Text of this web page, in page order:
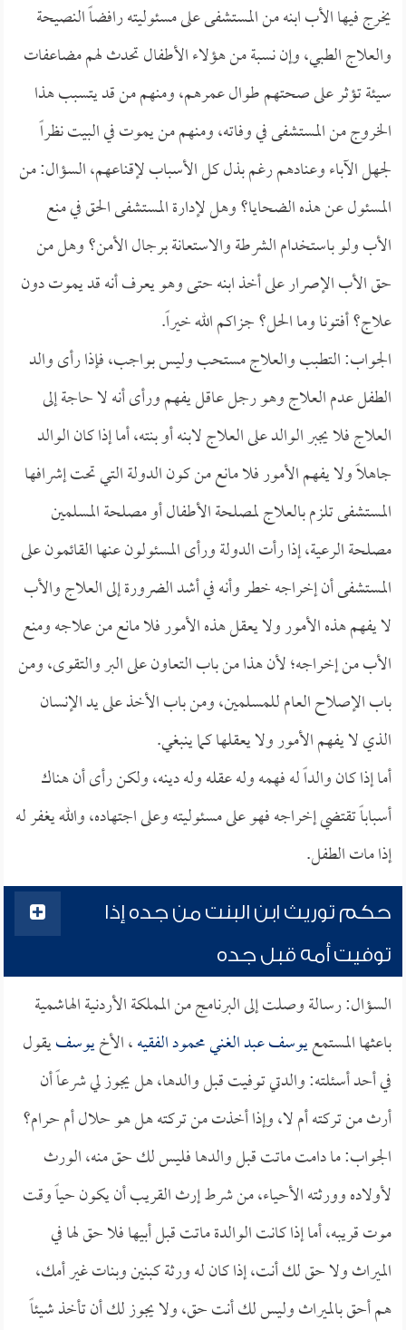
يخرج فيها الأب ابنه من المستشفى على مسئوليته رافضاً النصيحة
والعلاج الطبي، وإن نسبة من هؤلاء الأطفال تحدث لهم مضاعفات
سيئة تؤثر على صحتهم طوال عمرهم، ومنهم من قد يتسبب هذا
الخروج من المستشفى في وفاته، ومنهم من يموت في البيت نظراً
لجهل الآباء وعنادهم رغم بذل كل الأسباب لإقناعهم، السؤال: من
المسئول عن هذه الضحايا؟ وهل لإدارة المستشفى الحق في منع
الأب ولو باستخدام الشرطة والاستعانة برجال الأمن؟ وهل من
حق الأب الإصرار على أخذ ابنه حتى وهو يعرف أنه قد يموت دون
علاج؟ أفتونا وما الحل؟ جزاكم الله خيراً.
الجواب: التطبب والعلاج مستحب وليس بواجب، فإذا رأى والد
الطفل عدم العلاج وهو رجل عاقل يفهم ورأى أنه لا حاجة إلى
العلاج فلا يجبر الوالد على العلاج لابنه أو بنته، أما إذا كان الوالد
جاهلاً ولا يفهم الأمور فلا مانع من كون الدولة التي تحت إشرافها
المستشفى تلزم بالعلاج لمصلحة الأطفال أو مصلحة المسلمين
مصلحة الرعية، إذا رأت الدولة ورأى المسئولون عنها القائمون على
المستشفى أن إخراجه خطر وأنه في أشد الضرورة إلى العلاج والأب
لا يفهم هذه الأمور ولا يعقل هذه الأمور فلا مانع من علاجه ومنع
الأب من إخراجه؛ لأن هذا من باب التعاون على البر والتقوى، ومن
باب الإصلاح العام للمسلمين، ومن باب الأخذ على يد الإنسان
الذي لا يفهم الأمور ولا يعقلها كما ينبغي.
أما إذا كان والداً له فهمه وله عقله وله دينه، ولكن رأى أن هناك
أسباباً تقتضي إخراجه فهو على مسئوليته وعلى اجتهاده، والله يغفر له
إذا مات الطفل.
حكم توريث ابن البنت من جده إذا
توفيت أمه قبل جده
السؤال: رسالة وصلت إلى البرنامج من المملكة الأردنية الهاشمية
باعثها المستمعيوسف عبد الغني محمود الفقيه، الأخيوسفيقول
في أحد أسئلته: والدتي توفيت قبل والدها، هل يجوز لي شرعاً أن
أرث من تركته أم لا، وإذا أخذت من تركته هل هو حلال أم حرام؟
الجواب: ما دامت ماتت قبل والدها فليس لك حق منه، الورث
لأولاده وورثته الأحياء، من شرط إرث القريب أن يكون حياً وقت
موت قريبه، أما إذا كانت الوالدة ماتت قبل أبيها فلا حق لها في
الميراث ولا حق لك أنت، إذا كان له ورثة كبنين وبنات غير أمك،
هم أحق بالميراث وليس لك أنت حق، ولا يجوز لك أن تأخذ شيئاً